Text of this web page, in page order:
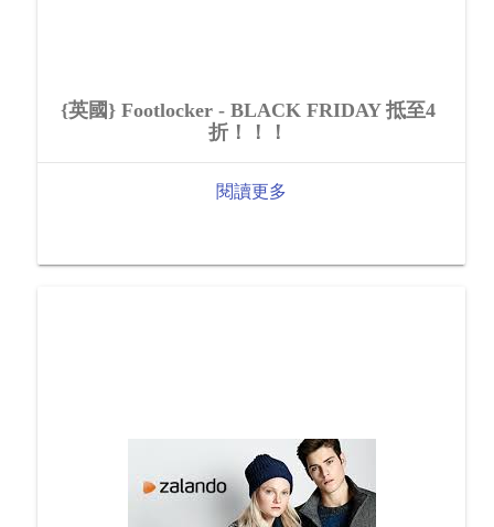
{英國} Footlocker - BLACK FRIDAY 抵至4
折！！！
閱讀更多